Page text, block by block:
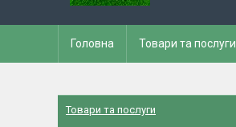
Головна Товари та послуги
Товари та послуги